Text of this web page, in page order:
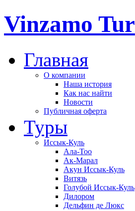
Vinzamo Tur
Главная
О компании
Наша история
Как нас найти
Новости
Публичная оферта
Туры
Иссык-Куль
Ала-Тоо
Ак-Марал
Акун Иссык-Куль
Витязь
Голубой Иссык-Куль
Дилором
Дельфин де Люкс